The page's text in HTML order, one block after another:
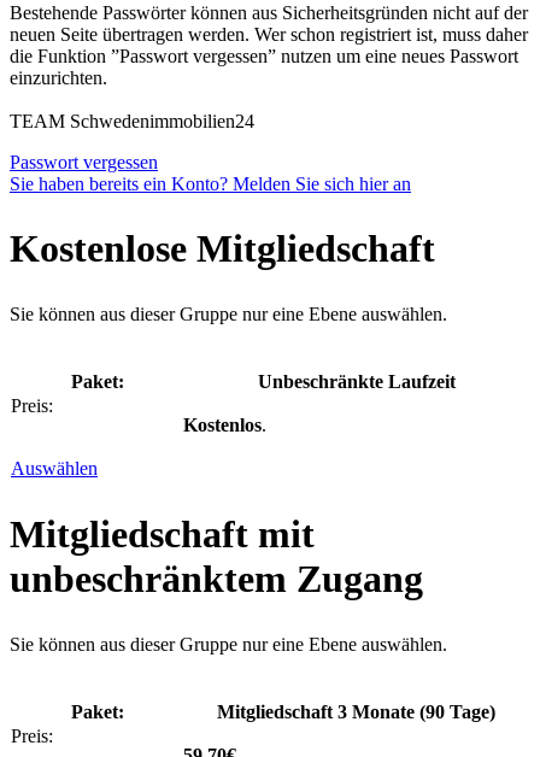
Bestehende Passwörter können aus Sicherheitsgründen nicht auf der
neuen Seite übertragen werden. Wer schon registriert ist, muss daher
die Funktion ”Passwort vergessen” nutzen um eine neues Passwort
einzurichten.
TEAM Schwedenimmobilien24
Passwort vergessen
Sie haben bereits ein Konto? Melden Sie sich hier an
Kostenlose Mitgliedschaft
Sie können aus dieser Gruppe nur eine Ebene auswählen.
Unbeschränkte Laufzeit
Kostenlos.
Auswählen
Mitgliedschaft mit
unbeschränktem Zugang
Sie können aus dieser Gruppe nur eine Ebene auswählen.
Mitgliedschaft 3 Monate (90 Tage)